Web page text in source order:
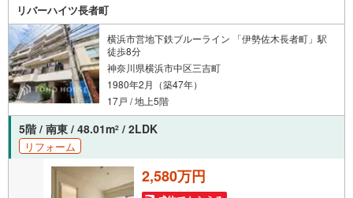
リバーハイツ長者町
横浜市営地下鉄ブルーライン 「伊勢佐木長者町」駅
徒歩8分
神奈川県横浜市中区三吉町
1980年2月（築47年）
17戸 / 地上5階
5階 / 南東 / 48.01m2 / 2LDK
リフォーム
2,580万円